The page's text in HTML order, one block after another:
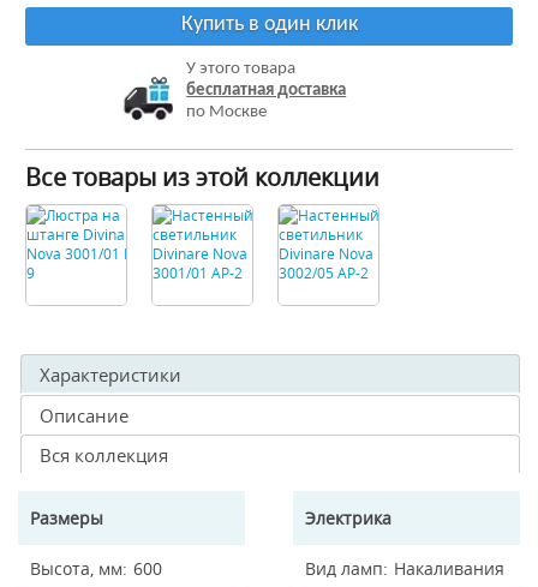
Купить в один клик
У этого товара
бесплатная доставка
по Москве
Все товары из этой коллекции
Характеристики
Описание
Вся коллекция
Размеры
Высота, мм 600
Электрика
Вид ламп Накаливания